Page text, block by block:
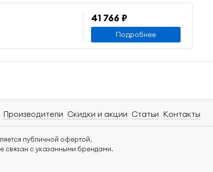
41 766 ₽
Подробнее
Производители Скидки и акции Статьи Контакты
публичной офертой.
связан с указанными брендами.